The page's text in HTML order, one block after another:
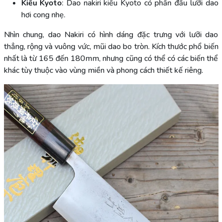
Kiểu Kyoto: Dao nakiri kiểu Kyoto có phần đầu lưỡi dao
hơi cong nhẹ.
Nhìn chung, dao Nakiri có hình dáng đặc trưng với lưỡi dao
thẳng, rộng và vuông vức, mũi dao bo tròn. Kích thước phổ biến
nhất là từ 165 đến 180mm, nhưng cũng có thể có các biến thể
khác tùy thuộc vào vùng miền và phong cách thiết kế riêng.